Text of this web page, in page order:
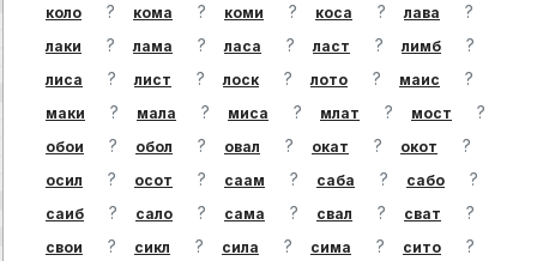
коло ? кома ? коми ? коса ? лава ?
лаки ? лама ? ласа ? ласт ? лимб ?
лиса ? лист ? лоск ? лото ? маис ?
маки ? мала ? миса ? млат ? мост ?
обои ? обол ? овал ? окат ? окот ?
осил ? осот ? саам ? саба ? сабо ?
саиб ? сало ? сама ? свал ? сват ?
свои ? сикл ? сила ? сима ? сито ?